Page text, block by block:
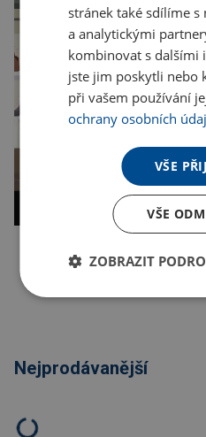
Kopírovat odkaz
Nejprodávanější
stránek také sdílíme
a analytickými
kombinovat s dalšími
jste jim poskytli nebo
při vašem používání
ochrany osobních
VŠE
VŠE
ZOBRAZIT